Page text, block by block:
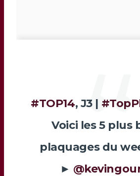
#TOP14, J3 |
Voici les 5 plus
plaquages du
►